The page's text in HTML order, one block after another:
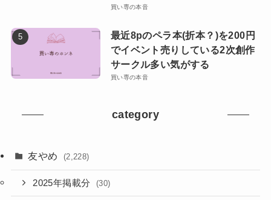
買い専の本音
最近8pのペラ本(折本？)を200円
でイベント売りしている2次創作
サークル多い気がする
買い専の本音
category
友やめ (2,228)
2025年掲載分 (30)